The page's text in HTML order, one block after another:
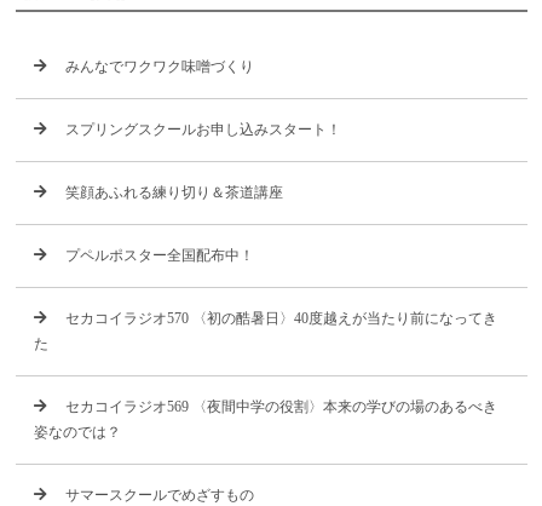
みんなでワクワク味噌づくり
スプリングスクールお申し込みスタート！
笑顔あふれる練り切り＆茶道講座
プペルポスター全国配布中！
セカコイラジオ570 〈初の酷暑日〉40度越えが当たり前になってき
た
セカコイラジオ569 〈夜間中学の役割〉本来の学びの場のあるべき
姿なのでは？
サマースクールでめざすもの